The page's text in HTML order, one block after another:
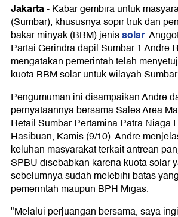
Jakarta-Kabar gembira untuk
(Sumbar), khususnya sopir truk dan
bakar minyak (BBM) jenissolar.
Partai Gerindra dapil Sumbar 1 Andre
mengatakan pemerintah telah
kuota BBM solar untuk wilayah Sumbar.
Pengumuman ini disampaikan Andre
pernyataannya bersama Sales Area
Retail Sumbar Pertamina Patra Niaga
Hasibuan, Kamis (9/10). Andre
keluhan masyarakat terkait antrean
SPBU disebabkan karena kuota solar
sebelumnya sudah melebihi batas
pemerintah maupun BPH Migas.
"Melalui perjuangan bersama, saya